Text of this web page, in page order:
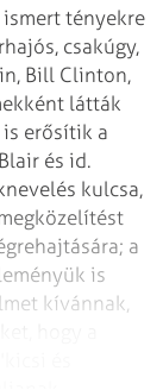
tényekre
csakúgy,
Bill Clinton,
látták
erősítik a
és id.
kulcsa,
a
is
kívánnak,